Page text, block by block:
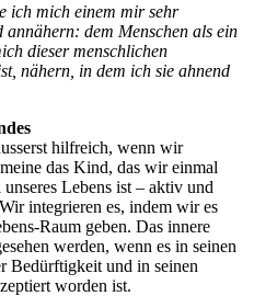
ich mich einem mir sehr
annähern: dem Menschen als ein
dieser menschlichen
nähern, in dem ich sie ahnend
hilfreich, wenn wir
das Kind, das wir einmal
Lebens ist – aktiv und
integrieren es, indem wir es
Raum geben. Das innere
werden, wenn es in seinen
Bedürftigkeit und in seinen
worden ist.